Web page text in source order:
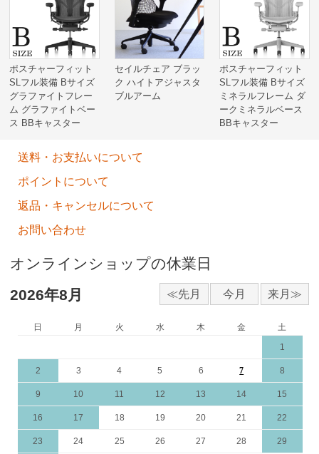
ポスチャーフィット
SLフル装備 Bサイズ
グラファイトフレー
ム グラファイトベー
ス BBキャスター
セイルチェア ブラッ
ク ハイトアジャスタ
ブルアーム
ポスチャーフィット
SLフル装備 Bサイズ
ミネラルフレーム ダ
ークミネラルベース
BBキャスター
送料・お支払いについて
ポイントについて
返品・キャンセルについて
お問い合わせ
オンラインショップの休業日
2026年8月
日 月 火 水 木 金
土
1
2 3 4 5 6 7 8
9 10 11 12 13 14 15
16 17 18 19 20 21 22
23 24 25 26 27 28 29